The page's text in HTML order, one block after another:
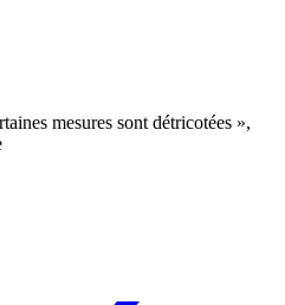
mesures sont détricotées »,